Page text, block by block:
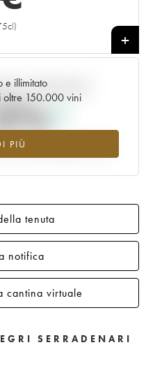
+
e illimitato
oltre 150.000 vini
PIÙ
in tempo reale
nel 2026 rispetto al 2025
tenuta
notifica
cantina virtuale
SERRADENARI